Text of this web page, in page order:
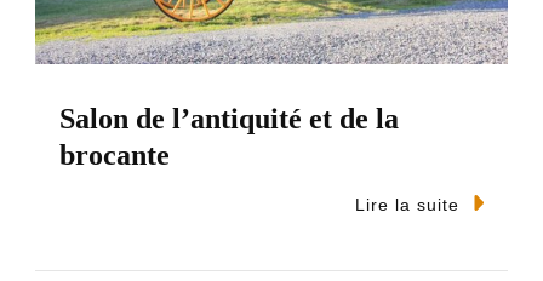
Salon de l’antiquité et de la
brocante
Lire la suite